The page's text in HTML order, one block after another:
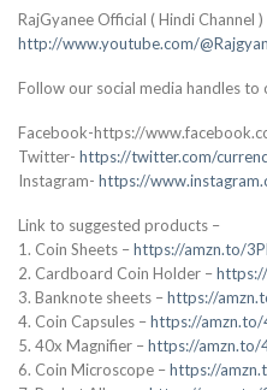
RajGyanee Official ( Hindi Channel )
http://www.youtube.com/
Follow our social media handles to
Facebook-https://
Twitter- https://twitter.com/
Instagram- https://
Link to suggested products –
1. Coin Sheets –https://amzn.to/
2. Cardboard Coin Holder –
3. Banknote sheets –https://
4. Coin Capsules –https://amzn.to/
5. 40x Magnifier –https://amzn.to/
6. Coin Microscope –https://